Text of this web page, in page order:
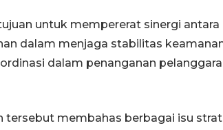
untuk mempererat sinergi
dalam menjaga stabilitas
dalam penanganan
tersebut membahas berbagai isu